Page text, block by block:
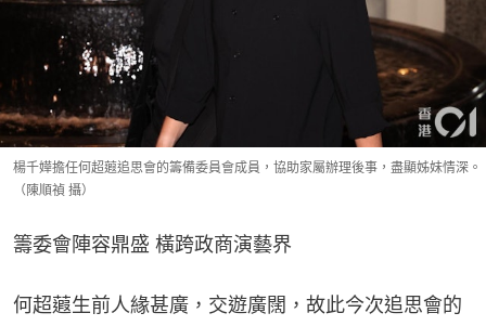
楊千嬅擔任何超蕸追思會的籌備委員會成員，協助家屬辦理後事，盡顯姊妹情深。
（陳順禎 攝）
籌委會陣容鼎盛 橫跨政商演藝界
何超蕸生前人緣甚廣，交遊廣闊，故此今次追思會的